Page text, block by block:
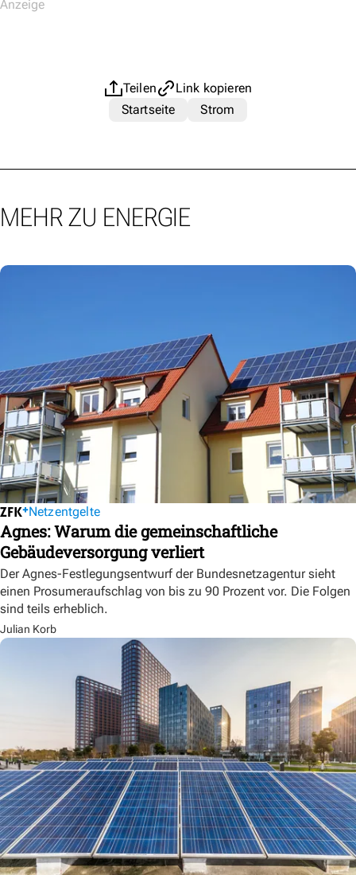
Teilen
Link kopieren
Startseite
Strom
MEHR ZU ENERGIE
Netzentgelte
Agnes: Warum die gemeinschaftliche
Gebäudeversorgung verliert
Der Agnes-Festlegungsentwurf der Bundesnetzagentur sieht
einen Prosumeraufschlag von bis zu 90 Prozent vor. Die Folgen
sind teils erheblich.
Julian Korb